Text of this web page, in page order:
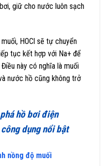
giữ cho nước luôn sạch
HOCl sẽ tự chuyển
tục kết hợp với Na+ để
này có nghĩa là muối
nước hồ cũng không trở
hồ bơi điện
dụng nổi bật
nồng độ muối